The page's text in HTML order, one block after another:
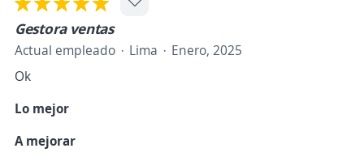
Gestora ventas
Actual empleado Lima
Enero, 2025
Ok
Lo mejor
A mejorar